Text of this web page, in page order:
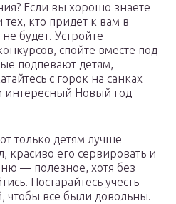
Если вы хорошо знаете
кто придет к вам в
будет. Устройте
спойте вместе под
подпевают детям,
с горок на санках
интересный Новый год
только детям лучше
красиво его сервировать и
— полезное, хотя без
Постарайтесь учесть
чтобы все были довольны.